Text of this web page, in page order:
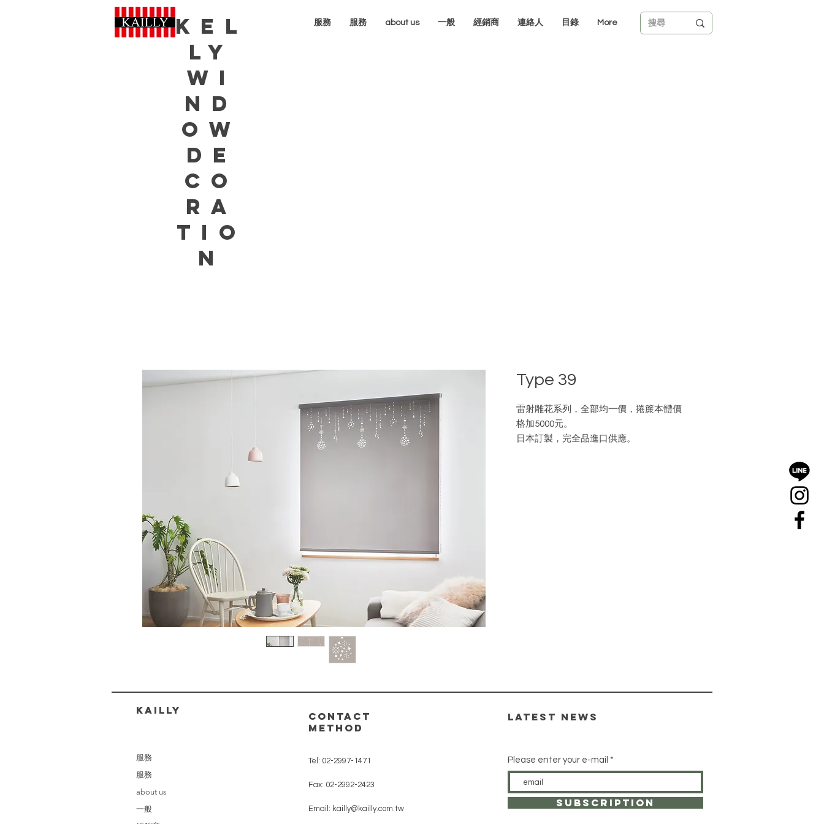
Kel
ly
Wi
nd
ow
De
co
ra
tio
n
服務 服務 about us 一般 經銷商 連絡人 目錄 More
Type 39
雷射雕花系列，全部均一價，捲簾本體價
格加5000元。
日本訂製，完全品進口供應。
​KAILLY
服務
服務
about us
一般
contact
method
Tel: 02-2997-1471
Fax: 02-2992-2423
Email: kailly@kailly.com.tw
​latest news
Please enter your e-mail
subscription